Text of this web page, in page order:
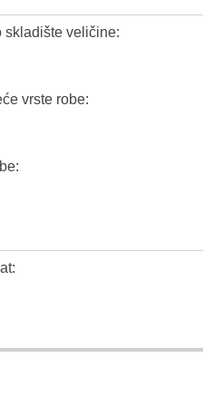
skladište veličine:
vrste robe: